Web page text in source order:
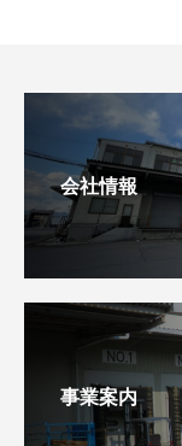
会社情報
事業案内